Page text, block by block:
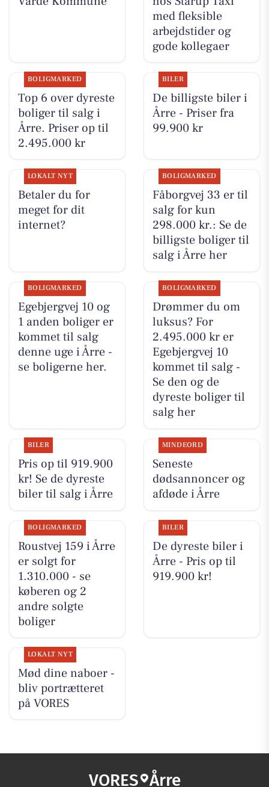
med fleksible
arbejdstider og
gode kollegaer
BOLIGMARKED
Top 6 over dyreste
boliger til salg i
Årre. Priser op til
2.495.000 kr
BILER
De billigste biler i
Årre - Priser fra
99.900 kr
LOKALT NYT
Betaler du for
meget for dit
internet?
BOLIGMARKED
Fåborgvej 33 er til
salg for kun
298.000 kr.: Se de
billigste boliger til
salg i Årre her
BOLIGMARKED
Egebjergvej 10 og
1 anden boliger er
kommet til salg
denne uge i Årre -
se boligerne her.
BOLIGMARKED
Drømmer du om
luksus? For
2.495.000 kr er
Egebjergvej 10
kommet til salg -
Se den og de
dyreste boliger til
salg her
BILER
Pris op til 919.900
kr! Se de dyreste
biler til salg i Årre
MINDEORD
Seneste
dødsannoncer og
afdøde i Årre
BOLIGMARKED
Roustvej 159 i Årre
er solgt for
1.310.000 - se
køberen og 2
andre solgte
boliger
BILER
De dyreste biler i
Årre - Pris op til
919.900 kr!
LOKALT NYT
Mød dine naboer -
bliv portrætteret
på VORES
VORES Årre